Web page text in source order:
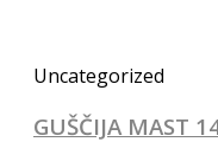
Uncategorized
GUŠČIJA MAST